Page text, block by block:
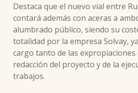
Destaca que el nuevo vial entre
contará además con aceras a
alumbrado público, siendo su
totalidad por la empresa Solvay,
cargo tanto de las expropiaciones
redacción del proyecto y de la
trabajos.